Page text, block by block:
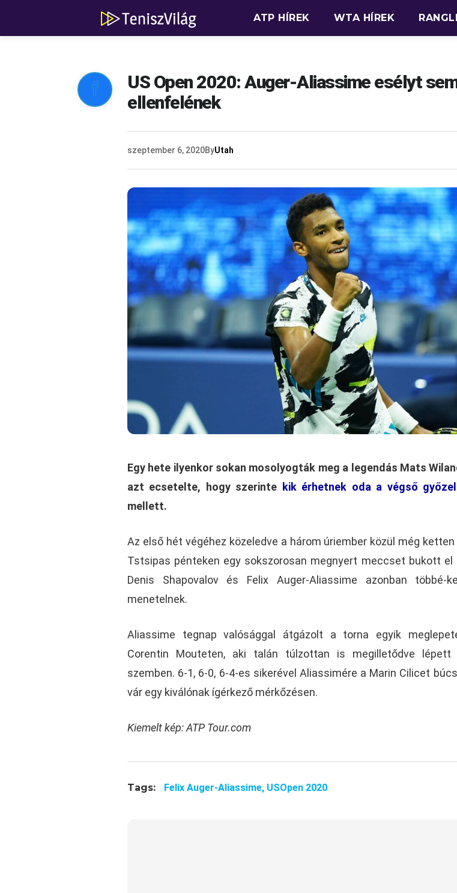
ATP HÍREK WTA HÍREK

US Open 2020: Auger-Aliassime esélyt
ellenfelének
szeptember 6, 2020ByUtah
Egy hete ilyenkor sokan mosolyogták meg a legendás Mats
azt ecsetelte, hogy szerinte kik érhetnek oda a végső
mellett.
Az első hét végéhez közeledve a három úriember közül még
Tstsipas pénteken egy sokszorosan megnyert meccset bukott el
Denis Shapovalov és Felix Auger-Aliassime azonban többé-
menetelnek.
Aliassime tegnap valósággal átgázolt a torna egyik
Corentin Mouteten, aki talán túlzottan is megilletődve lépett
szemben. 6-1, 6-0, 6-4-es sikerével Aliassimére a Marin Cilicet
vár egy kiválónak ígérkező mérkőzésen.
Kiemelt kép: ATP Tour.com
Tags: Felix Auger-Aliassime, USOpen 2020